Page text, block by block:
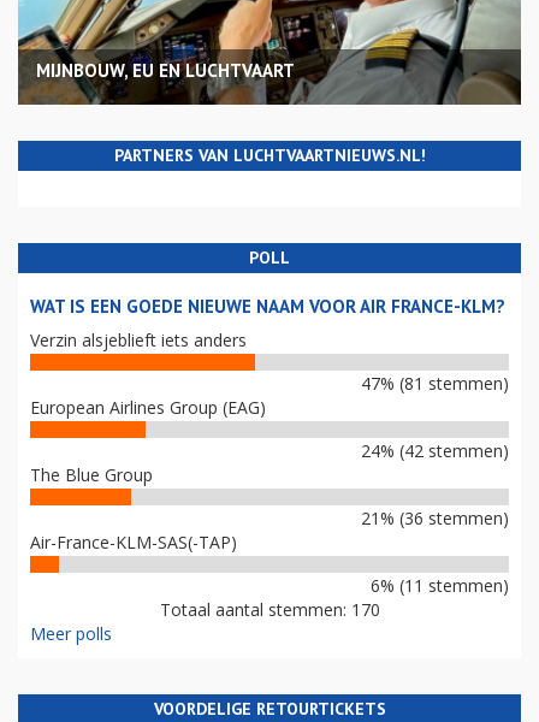
MIJNBOUW, EU EN LUCHTVAART
PARTNERS VAN LUCHTVAARTNIEUWS.NL!
POLL
WAT IS EEN GOEDE NIEUWE NAAM VOOR AIR FRANCE-KLM?
Verzin alsjeblieft iets anders
47% (81 stemmen)
European Airlines Group (EAG)
24% (42 stemmen)
The Blue Group
21% (36 stemmen)
Air-France-KLM-SAS(-TAP)
6% (11 stemmen)
Totaal aantal stemmen: 170
Meer polls
VOORDELIGE RETOURTICKETS